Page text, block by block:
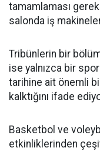
tamamlaması
salonda iş
Tribünlerin bir
ise yalnızca bir
tarihine ait önemli
kalktığını ifade
Basketbol ve
etkinliklerinden